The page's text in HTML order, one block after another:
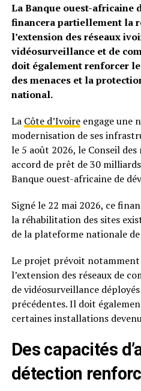
La Banque ouest-africaine
financera partiellement la
l’extension des réseaux
vidéosurveillance et de
doit également renforcer
des menaces et la
national.
La Côte d’Ivoireengage une
modernisation de ses
le 5 août 2026, le Conseil
accord de prêt de 30
Banque ouest-africaine de
Signé le 22 mai 2026, ce
la réhabilitation des sites
de la plateforme nationale
Le projet prévoit notamment
l’extension des réseaux de
de vidéosurveillance
précédentes. Il doit
certaines installations
Des capacités
détection